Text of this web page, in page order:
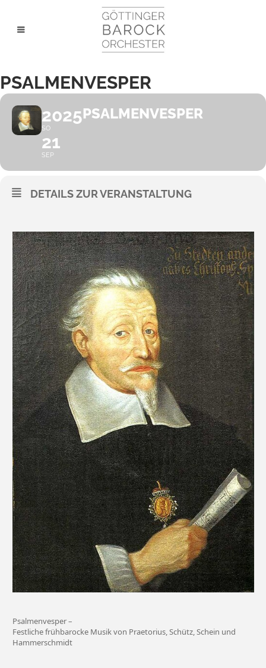
PSALMENVESPER
2025
SO
21
SEP
PSALMENVESPER
DETAILS ZUR VERANSTALTUNG
Psalmenvesper –
Festliche frühbarocke Musik von Praetorius, Schütz, Schein und
Hammerschmidt